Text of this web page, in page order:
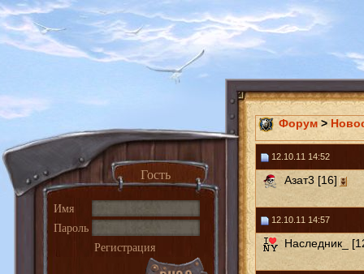
Гость
Имя
Пароль
Регистрация
Форум >
12.10.11 14:52
Азат3 [16]
12.10.11 14:57
Наследник_